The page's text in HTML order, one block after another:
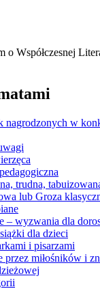
nagrodzonych w
trudna,
lub Groza
– wyzwania dla
dla dzieci
i pisarzami
przez miłośników i